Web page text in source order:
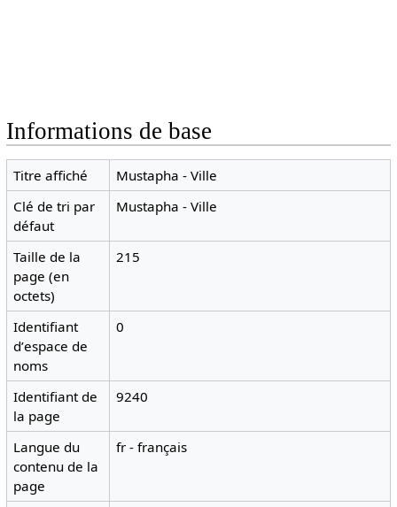
Informations de base
Titre affiché
Mustapha - Ville
Clé de tri par
défaut
Mustapha - Ville
Taille de la
page (en
octets)
215
Identifiant
dʼespace de
noms
0
Identifiant de
la page
9240
Langue du
contenu de la
page
fr - français